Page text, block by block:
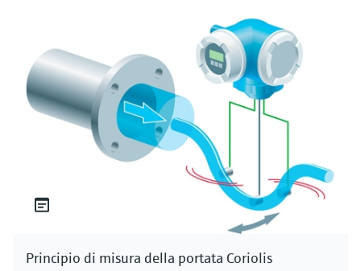
Principio di misura della portata Coriolis